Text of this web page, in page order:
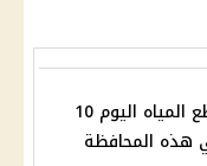
"دبروا احتياجاتكم".. قطع المياه اليوم 10